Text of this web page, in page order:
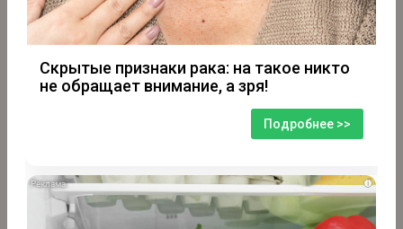
Скрытые признаки рака: на такое никто
не обращает внимание, а зря!
Подробнее >>
i